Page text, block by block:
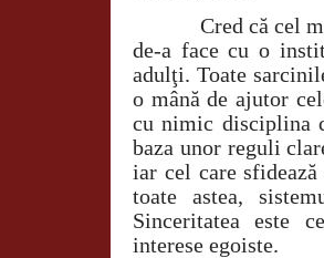
Cred că cel mai
de-a face cu o
adulţi. Toate
o mână de ajutor
cu nimic disciplina
baza unor reguli
iar cel care
toate astea,
Sinceritatea este
interese egoiste.